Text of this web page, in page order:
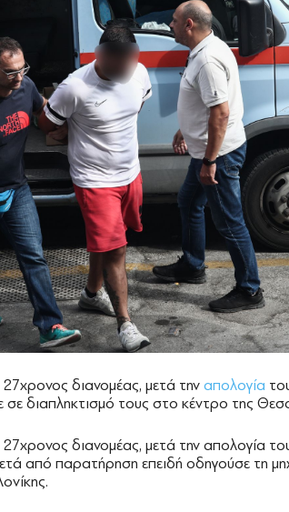
διανομέας, μετά την απολογία
διαπληκτισμό τους στο κέντρο της
διανομέας, μετά την απολογία
από παρατήρηση επειδή οδηγούσε τη